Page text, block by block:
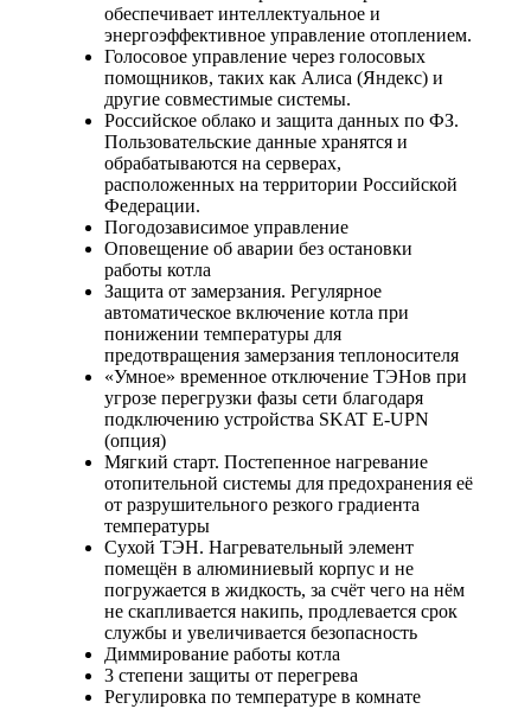
обеспечивает интеллектуальное и
энергоэффективное управление отоплением.
Голосовое управление через голосовых
помощников, таких как Алиса (Яндекс) и
другие совместимые системы.
Российское облако и защита данных по ФЗ.
Пользовательские данные хранятся и
обрабатываются на серверах,
расположенных на территории Российской
Федерации.
Погодозависимое управление
Оповещение об аварии без остановки
работы котла
Защита от замерзания. Регулярное
автоматическое включение котла при
понижении температуры для
предотвращения замерзания теплоносителя
«Умное» временное отключение ТЭНов при
угрозе перегрузки фазы сети благодаря
подключению устройства SKAT E-UPN
(опция)
Мягкий старт. Постепенное нагревание
отопительной системы для предохранения её
от разрушительного резкого градиента
температуры
Сухой ТЭН. Нагревательный элемент
помещён в алюминиевый корпус и не
погружается в жидкость, за счёт чего на нём
не скапливается накипь, продлевается срок
службы и увеличивается безопасность
Диммирование работы котла
3 степени защиты от перегрева
Регулировка по температуре в комнате